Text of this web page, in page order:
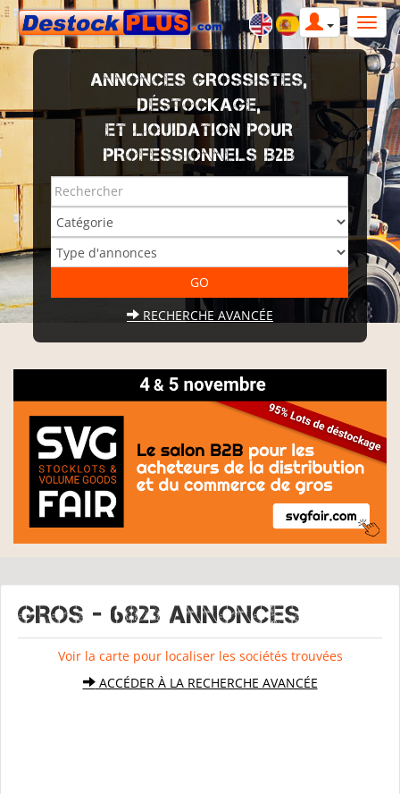
ANNONCES GROSSISTES,
DÉSTOCKAGE,
ET LIQUIDATION POUR
PROFESSIONNELS B2B
RECHERCHE AVANCÉE
GROS - 6823 Annonces
Voir la carte pour localiser les sociétés trouvées
ACCÉDER À LA RECHERCHE AVANCÉE